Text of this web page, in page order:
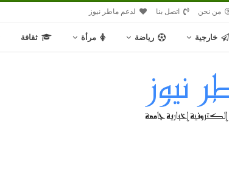
من نحن اتصل بنا لدعم ماطر نيوز
خارجية رياضة مرأة ثقافة